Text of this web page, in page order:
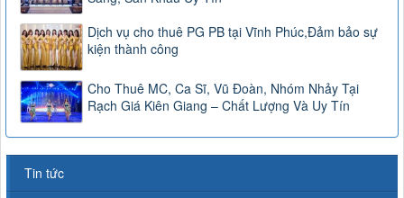
Dịch vụ cho thuê PG PB tại Vĩnh Phúc,Đảm bảo sự
kiện thành công
Cho Thuê MC, Ca Sĩ, Vũ Đoàn, Nhóm Nhảy Tại
Rạch Giá Kiên Giang – Chất Lượng Và Uy Tín
Tin tức